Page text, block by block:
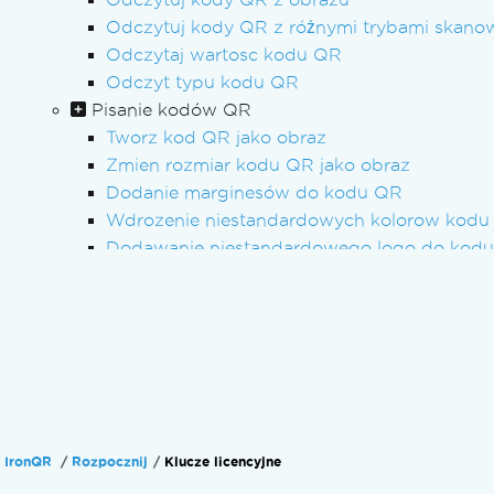
Odczytuj kody QR z różnymi trybami
Odczytaj wartosc kodu QR
Odczyt typu kodu QR
Pisanie kodów QR
Tworz kod QR jako obraz
Zmien rozmiar kodu QR jako obraz
Dodanie marginesów do kodu QR
Wdrozenie niestandardowych kolorow kodu
Dodawanie niestandardowego logo do
Skanowanie strumieni wideo na żywo
IronQR Rozpocznij Klucze licencyjne